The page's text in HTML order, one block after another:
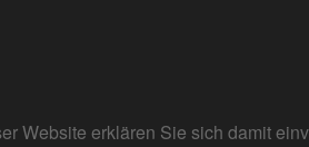
Website erklären Sie sich damit